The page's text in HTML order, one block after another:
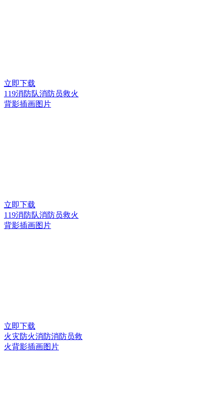
立即下载
119消防队消防员救火
背影插画图片
立即下载
119消防队消防员救火
背影插画图片
立即下载
火灾防火消防消防员救
火背影插画图片